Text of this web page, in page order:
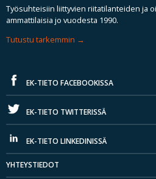
Työsuhteisiin liittyvien riitatilanteiden ja
ammattilaisia jo vuodesta 1990.
Tutustu tarkemmin
EK-TIETO FACEBOOKISSA
EK-TIETO TWITTERISSÄ
EK-TIETO LINKEDINISSÄ
YHTEYSTIEDOT